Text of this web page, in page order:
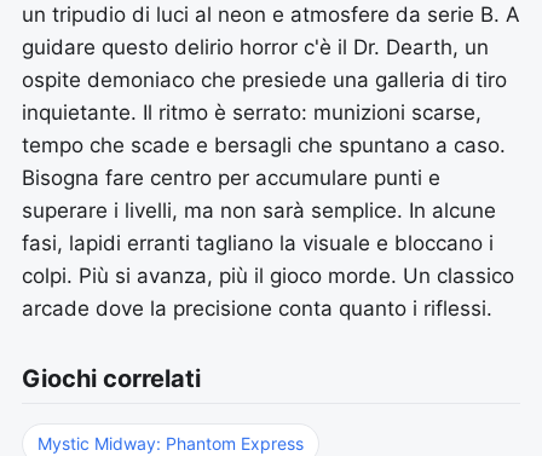
un tripudio di luci al neon e atmosfere da serie B. A
guidare questo delirio horror c'è il Dr. Dearth, un
ospite demoniaco che presiede una galleria di tiro
inquietante. Il ritmo è serrato: munizioni scarse,
tempo che scade e bersagli che spuntano a caso.
Bisogna fare centro per accumulare punti e
superare i livelli, ma non sarà semplice. In alcune
fasi, lapidi erranti tagliano la visuale e bloccano i
colpi. Più si avanza, più il gioco morde. Un classico
arcade dove la precisione conta quanto i riflessi.
Giochi correlati
Mystic Midway: Phantom Express